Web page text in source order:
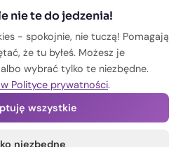
Kontakt
i oferty pracy
dla kandydatów
731 807 818
nie te do jedzenia!
- spokojnie, nie tuczą! Pomagają
że tu byłeś. Możesz je
wybrać tylko te niezbędne.
Polityce prywatności.
wszystkie
niezbędne